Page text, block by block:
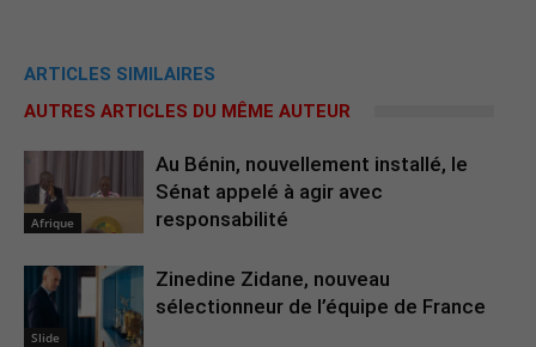
ARTICLES SIMILAIRES
AUTRES ARTICLES DU MÊME AUTEUR
Afrique
Au Bénin, nouvellement installé, le
Sénat appelé à agir avec
responsabilité
Slide
Zinedine Zidane, nouveau
sélectionneur de l’équipe de France